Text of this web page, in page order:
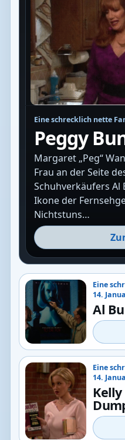
Eine schrecklich nette
Peggy
Margaret „Peg“
Frau an der Seite
Schuhverkäufers Al
Ikone der
Nichtstuns…
Eine
14.
Al
Eine
14.